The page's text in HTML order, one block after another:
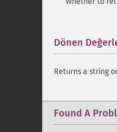
Dönen
Returns a string
Found A